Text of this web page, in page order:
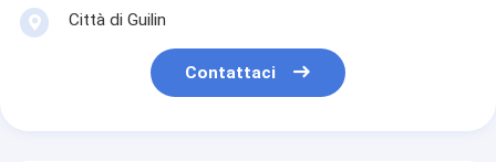
Città di Guilin
Contattaci